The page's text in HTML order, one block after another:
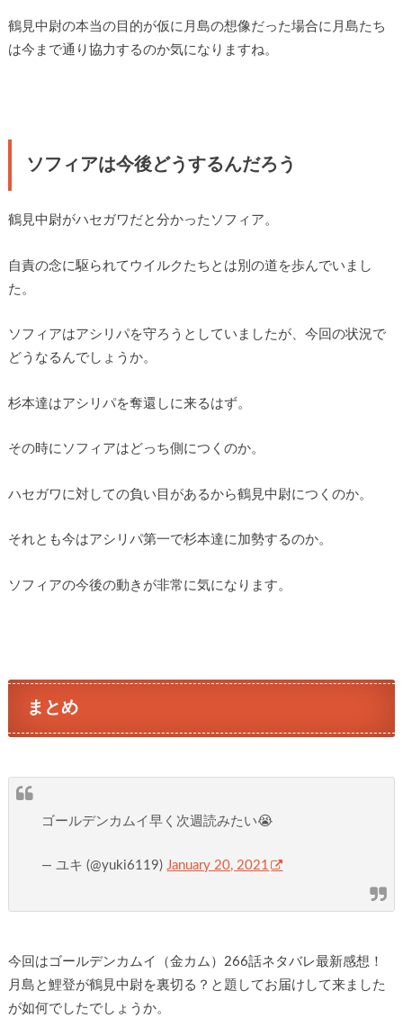
鶴見中尉の本当の目的が仮に月島の想像だった場合に月島たち
は今まで通り協力するのか気になりますね。
ソフィアは今後どうするんだろう
鶴見中尉がハセガワだと分かったソフィア。
自責の念に駆られてウイルクたちとは別の道を歩んでいまし
た。
ソフィアはアシリパを守ろうとしていましたが、今回の状況で
どうなるんでしょうか。
杉本達はアシリパを奪還しに来るはず。
その時にソフィアはどっち側につくのか。
ハセガワに対しての負い目があるから鶴見中尉につくのか。
それとも今はアシリパ第一で杉本達に加勢するのか。
ソフィアの今後の動きが非常に気になります。
まとめ
ゴールデンカムイ早く次週読みたい😭
— ユキ (@yuki6119) January 20, 2021
今回はゴールデンカムイ（金カム）266話ネタバレ最新感想！
月島と鯉登が鶴見中尉を裏切る？と題してお届けして来ました
が如何でしたでしょうか。